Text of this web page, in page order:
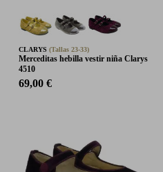
CLARYS (Tallas 23-33)
Merceditas hebilla vestir niña Clarys
4510
69,00 €